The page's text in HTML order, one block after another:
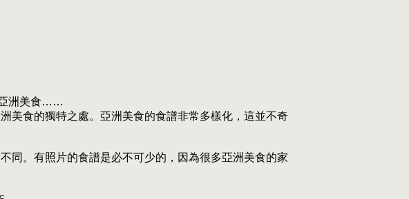
亞洲美食……
美食的獨特之處。亞洲美食的食譜非常多樣化，這並不奇
同。有照片的食譜是必不可少的，因為很多亞洲美食的家